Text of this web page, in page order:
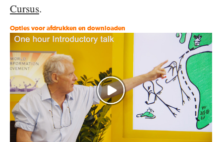
Cursus.
Opties voor afdrukken en downloaden